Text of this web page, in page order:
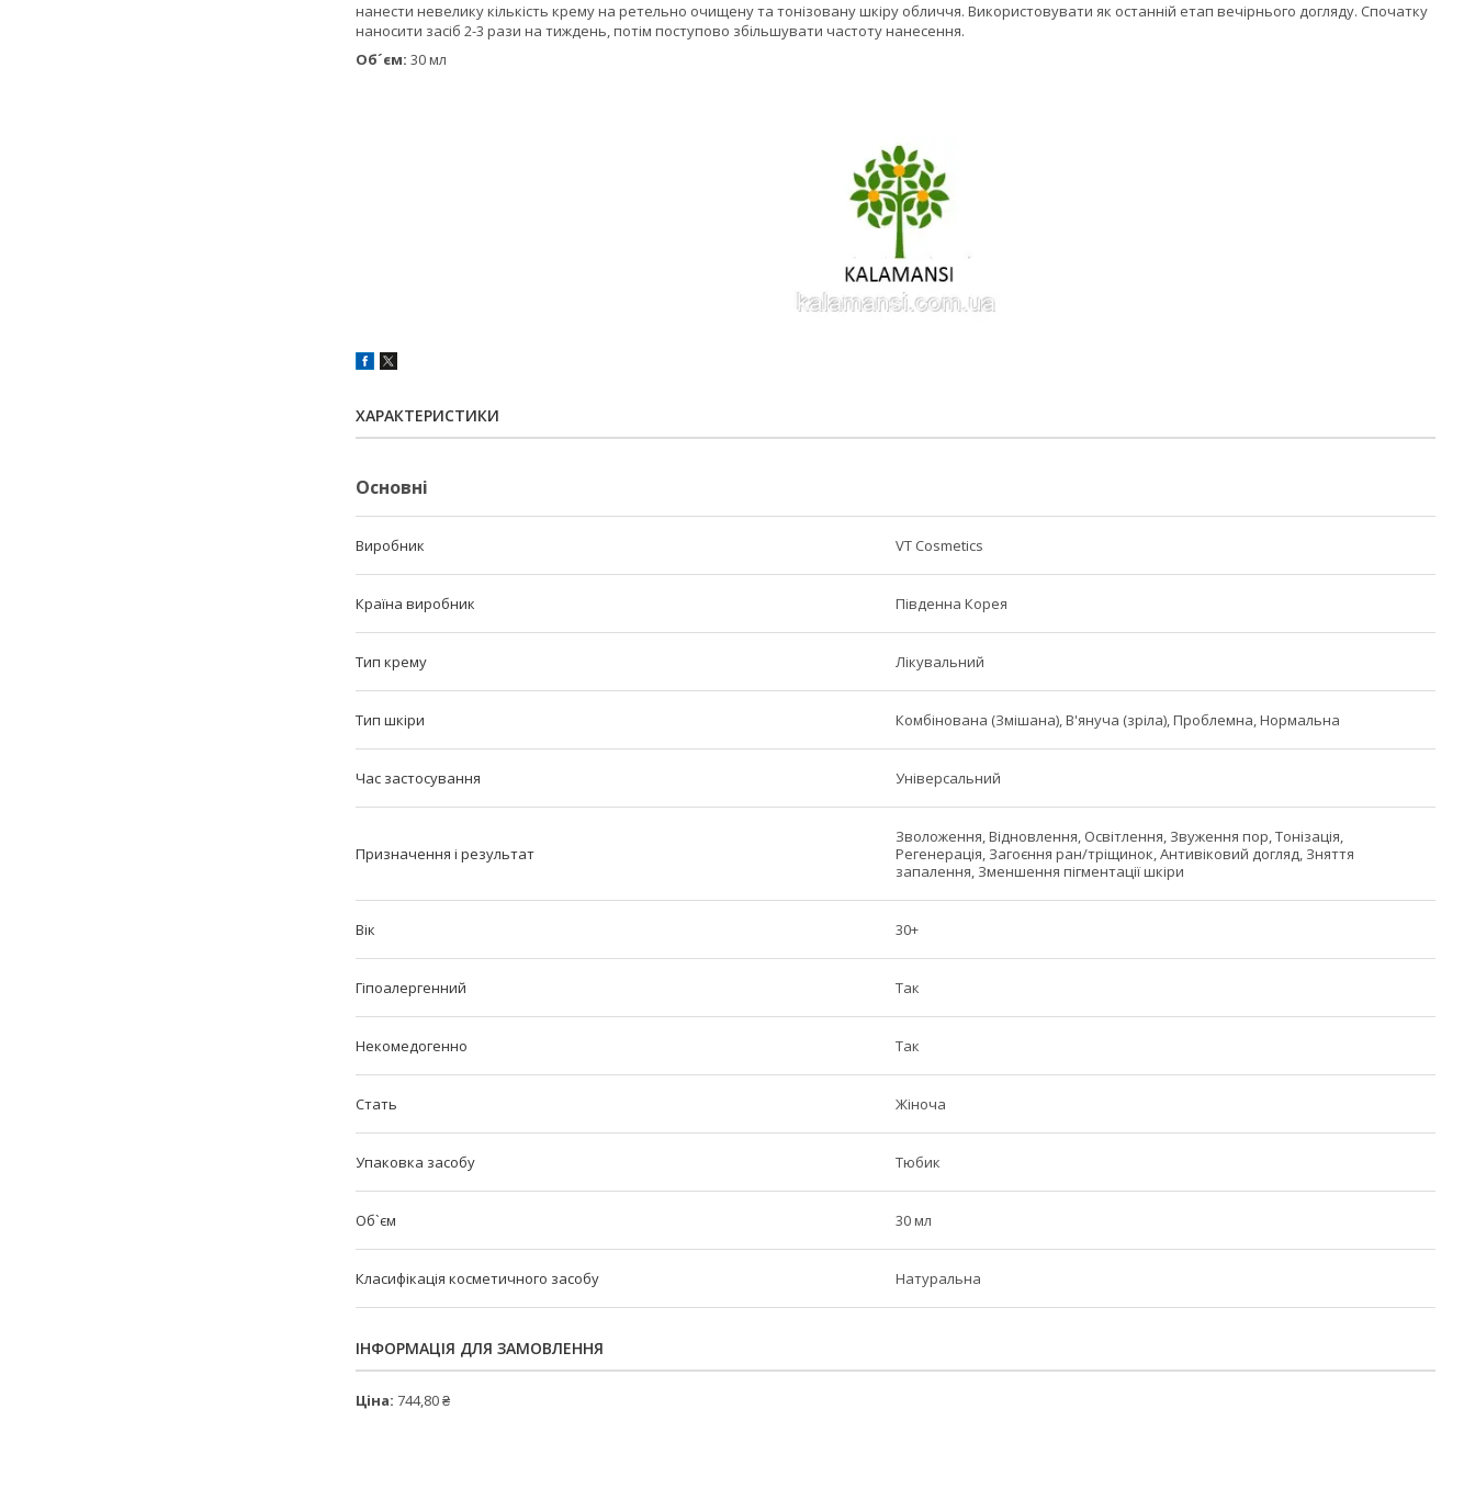
нанести невелику кількість крему на ретельно очищену та тонізовану шкіру обличчя. Використовувати як останній етап вечірнього догляду. Спочатку
наносити засіб 2-3 рази на тиждень, потім поступово збільшувати частоту нанесення.
Об´єм: 30 мл
ХАРАКТЕРИСТИКИ
Основні
Виробник VT Cosmetics
Країна виробник Південна Корея
Тип крему Лікувальний
Тип шкіри Комбінована (Змішана), В'януча (зріла), Проблемна, Нормальна
Час застосування Універсальний
Призначення і результат
Зволоження, Відновлення, Освітлення, Звуження пор, Тонізація,
Регенерація, Загоєння ран/тріщинок, Антивіковий догляд, Зняття
запалення, Зменшення пігментації шкіри
Вік 30+
Гіпоалергенний Так
Некомедогенно Так
Стать Жіноча
Упаковка засобу Тюбик
Об`єм 30 мл
Класифікація косметичного засобу Натуральна
ІНФОРМАЦІЯ ДЛЯ ЗАМОВЛЕННЯ
Ціна: 744,80 ₴